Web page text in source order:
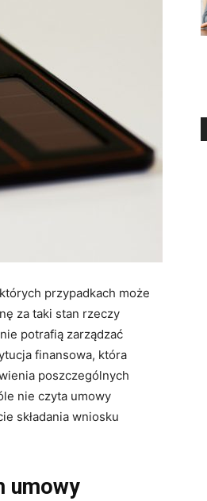
przypadkach może
za taki stan rzeczy
potrafią zarządzać
finansowa, która
poszczególnych
nie czyta umowy
składania wniosku
umowy